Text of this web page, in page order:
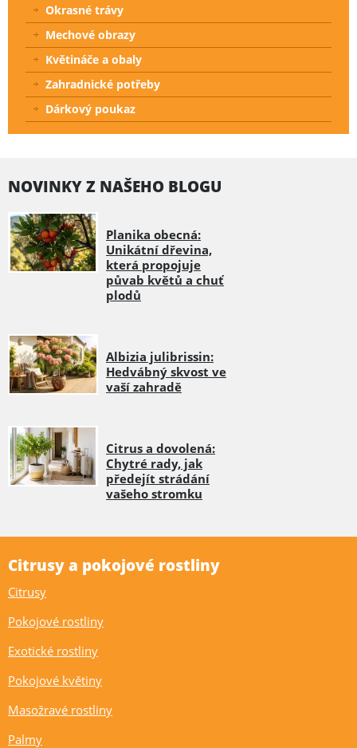
Okrasné trávy
Mechové obrazy
Květináče a obaly
Zahradnické potřeby
Dárkový poukaz
NOVINKY Z NAŠEHO BLOGU
Planika obecná:
Unikátní dřevina,
která propojuje
půvab květů a chuť
plodů
Albizia julibrissin:
Hedvábný skvost ve
vaší zahradě
Citrus a dovolená:
Chytré rady, jak
předejít strádání
vašeho stromku
Citrusy a pokojové rostliny
Citrusy
Pokojové rostliny
Exotické rostliny
Pokojové květiny
Masožravé rostliny
Palmy